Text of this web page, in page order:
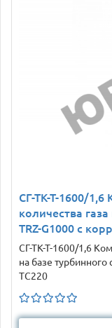
СГ-ТК-Т-1600/
количества
TRZ-G1000 с
СГ-ТК-Т-1600/1,6
на базе турбинного
ТС220